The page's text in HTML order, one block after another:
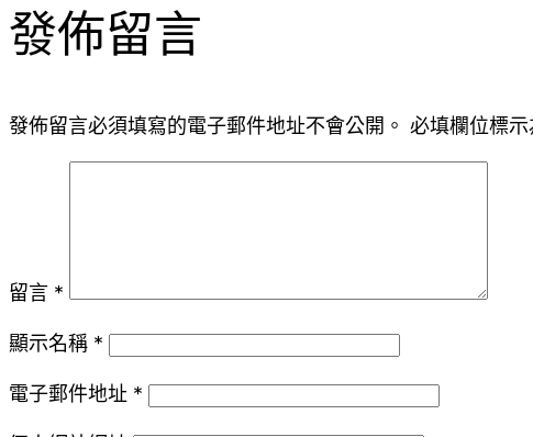
發佈留言
發佈留言必須填寫的電子郵件地址不會公開。 必填欄位標示
留言 *
顯示名稱 *
電子郵件地址 *